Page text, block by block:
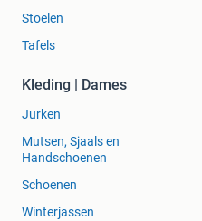
Stoelen
Tafels
Kleding | Dames
Jurken
Mutsen, Sjaals en
Handschoenen
Schoenen
Winterjassen